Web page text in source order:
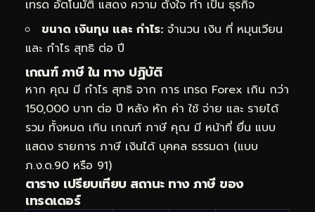
เทรด อัตโนมัติ แสดง ความ ตั้งใจ ทำ เป็น ธุรกิจ
ขนาด เงินทุน และ กำไร: จำนวน เงิน ที่ หมุนเวียน
และ กำไร สุทธิ ต่อ ปี
เกณฑ์ ภาษี ใน ทาง ปฏิบัติ
หาก คุณ มี กำไร สุทธิ จาก การ เทรด Forex เกิน กว่า
150,000 บาท ต่อ ปี หลัง หัก ค่า ใช้ จ่าย และ รายได้
รวม ทั้งหมด เกิน เกณฑ์ ภาษี คุณ มี หน้าที่ ยื่น แบบ
แสดง รายการ ภาษี เงินได้ บุคคล ธรรมดา (แบบ
ภ.ง.ด.90 หรือ 91)
ตาราง เปรียบเทียบ สถานะ ทาง ภาษี ของ
เทรดเดอร์